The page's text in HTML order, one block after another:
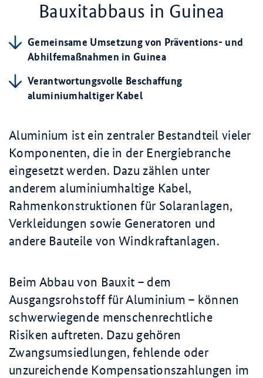
Bauxitabbaus in Guinea
Gemeinsame Umsetzung von Präventions- und
Abhilfemaßnahmen in Guinea
Verantwortungsvolle Beschaffung
aluminiumhaltiger Kabel
Aluminium ist ein zentraler Bestandteil vieler
Komponenten, die in der Energiebranche
eingesetzt werden. Dazu zählen unter
anderem aluminiumhaltige Kabel,
Rahmenkonstruktionen für Solaranlagen,
Verkleidungen sowie Generatoren und
andere Bauteile von Windkraftanlagen.
Beim Abbau von Bauxit – dem
Ausgangsrohstoff für Aluminium – können
schwerwiegende menschenrechtliche
Risiken auftreten. Dazu gehören
Zwangsumsiedlungen, fehlende oder
unzureichende Kompensationszahlungen im